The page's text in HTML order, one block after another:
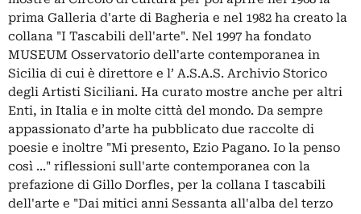
prima Galleria d'arte di Bagheria e nel 1982 ha creato la
collana "I Tascabili dell'arte". Nel 1997 ha fondato
MUSEUM Osservatorio dell'arte contemporanea in
Sicilia di cui è direttore e l’ A.S.A.S. Archivio Storico
degli Artisti Siciliani. Ha curato mostre anche per altri
Enti, in Italia e in molte città del mondo. Da sempre
appassionato d’arte ha pubblicato due raccolte di
poesie e inoltre "Mi presento, Ezio Pagano. Io la penso
così ..." riflessioni sull'arte contemporanea con la
prefazione di Gillo Dorfles, per la collana I tascabili
dell'arte e "Dai mitici anni Sessanta all'alba del terzo